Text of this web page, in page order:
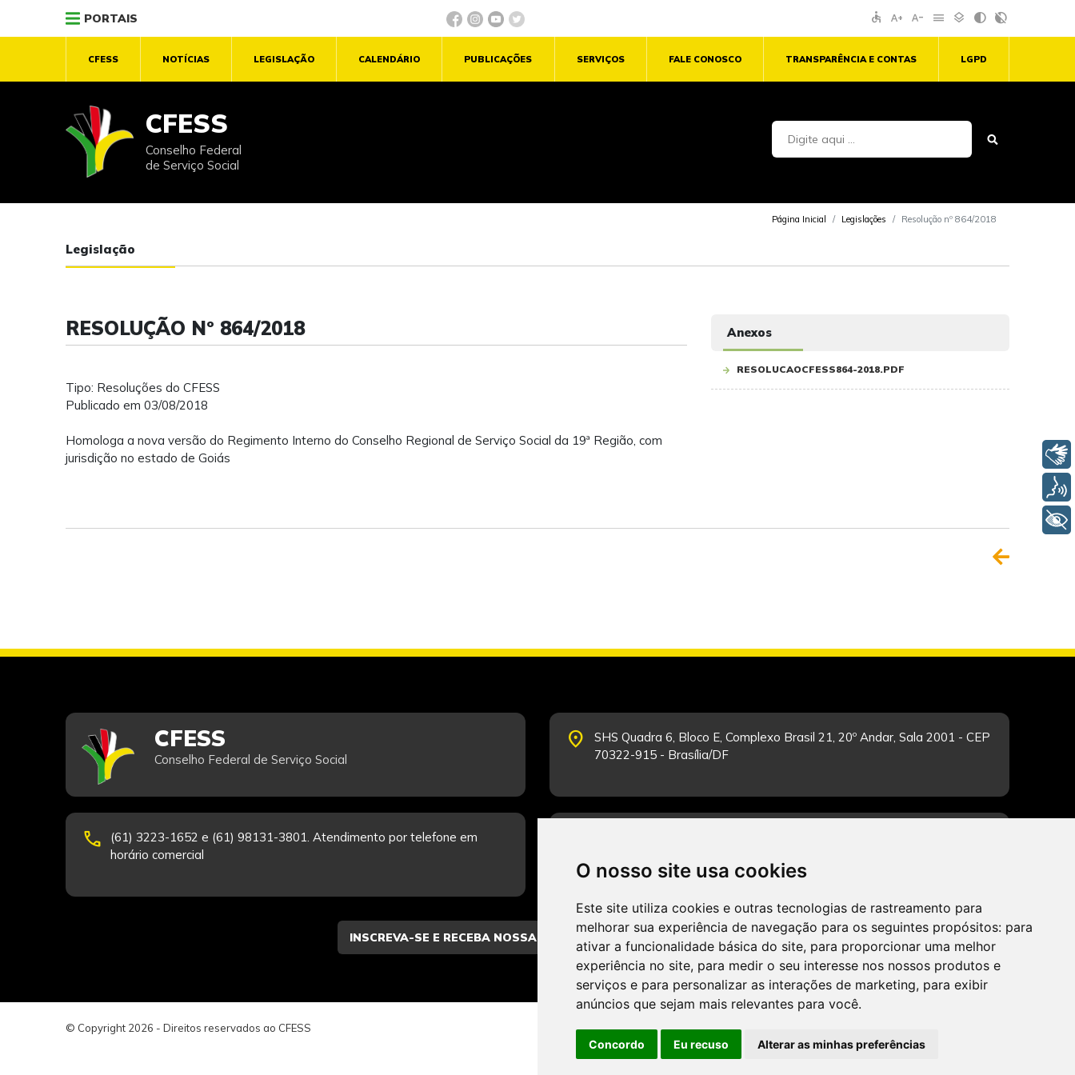
O nosso site usa cookies
Este site utiliza cookies e outras tecnologias de rastreamento para
melhorar sua experiência de navegação para os seguintes propósitos: para
ativar a funcionalidade básica do site, para proporcionar uma melhor
experiência no site, para medir o seu interesse nos nossos produtos e
serviços e para personalizar as interações de marketing, para exibir
anúncios que sejam mais relevantes para você.
Concordo Eu recuso Alterar as minhas preferências
PORTAIS accessible text_increase text_decrease menu layers contrast contrast_rtl_off
CFESS NOTÍCIAS LEGISLAÇÃO CALENDÁRIO PUBLICAÇÕES SERVIÇOS FALE CONOSCO TRANSPARÊNCIA E CONTAS LGPD
CFESS
Conselho Federal
de Serviço Social
Página Inicial Legislações Resolução nº 864/2018
Legislação
RESOLUÇÃO Nº 864/2018
Tipo: Resoluções do CFESS
Publicado em 03/08/2018
Homologa a nova versão do Regimento Interno do Conselho Regional de Serviço Social da 19ª Região, com
jurisdição no estado de Goiás
Anexos
RESOLUCAOCFESS864-2018.PDF
CFESS
Conselho Federal de Serviço Social
place
SHS Quadra 6, Bloco E, Complexo Brasil 21, 20º Andar, Sala 2001 - CEP
70322-915 - Brasília/DF
phone
(61) 3223-1652 e (61) 98131-3801. Atendimento por telefone em
horário comercial
CADASTRAR
© Copyright 2026 - Direitos reservados ao CFESS